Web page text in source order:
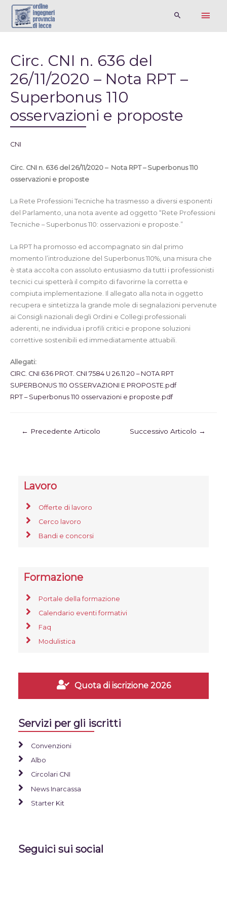
Circ. CNI n. 636 del
26/11/2020 – Nota RPT –
Superbonus 110
osservazioni e proposte
CNI
Circ. CNI n. 636 del 26/11/2020 – Nota RPT – Superbonus 110
osservazioni e proposte
La Rete Professioni Tecniche ha trasmesso a diversi esponenti
del Parlamento, una nota avente ad oggetto “Rete Professioni
Tecniche – Superbonus 110: osservazioni e proposte.”
La RPT ha promosso ed accompagnato sin dal primo
momento l’introduzione del Superbonus 110%, una misura che
è stata accolta con assoluto entusiasmo da tutti i professionisti
tecnici cui spetterà il compito di favorirne la corretta e
compiuta implementazione. Il allegato alla nota in oggetto
recupera e sintetizza la grande mole di segnalazioni pervenute
ai Consigli nazionali degli Ordini e Collegi professionali
aderenti, ne individua i profili critici e propone soluzioni
correttive sostenibili ed immediatamente attuabili.
Allegati:
CIRC. CNI 636 PROT. CNI 7584 U 26.11.20 – NOTA RPT
SUPERBONUS 110 OSSERVAZIONI E PROPOSTE.pdf
RPT – Superbonus 110 osservazioni e proposte.pdf
← Precedente Articolo Successivo Articolo →
Lavoro
Offerte di lavoro
Cerco lavoro
Bandi e concorsi
Formazione
Portale della formazione
Calendario eventi formativi
Faq
Modulistica
Quota di iscrizione 2026
Servizi per gli iscritti
Convenzioni
Albo
Circolari CNI
News Inarcassa
Starter Kit
Seguici sui social